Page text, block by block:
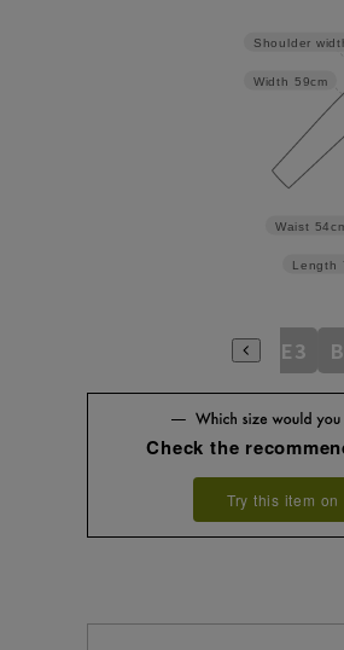
Length
Waist
Width 59cm
Shoulder
AB8 BE3
Check the
Try this item on